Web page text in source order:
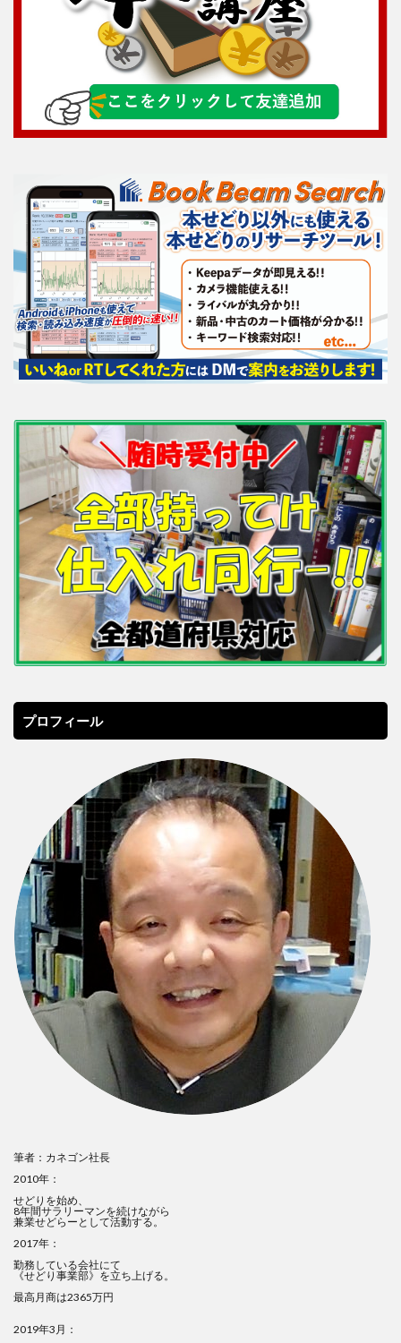
プロフィール
筆者：カネゴン社長
2010年：
せどりを始め、
8年間サラリーマンを続けながら
兼業せどらーとして活動する。
2017年：
勤務している会社にて
《せどり事業部》を立ち上げる。
最高月商は2365万円
2019年3月：